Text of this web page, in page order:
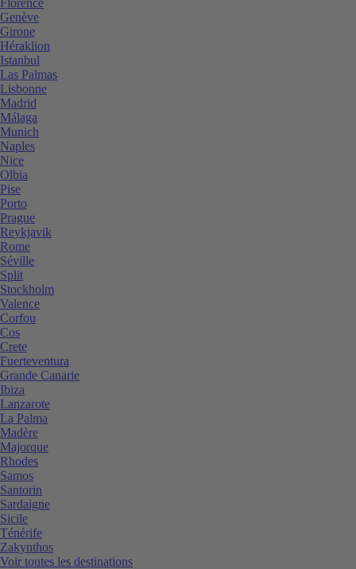
Genève
Girone
Héraklion
Istanbul
Las Palmas
Lisbonne
Madrid
Málaga
Munich
Naples
Nice
Olbia
Pise
Porto
Prague
Reykjavik
Rome
Séville
Split
Stockholm
Valence
Corfou
Cos
Crete
Fuerteventura
Grande Canarie
Ibiza
Lanzarote
La Palma
Madère
Majorque
Rhodes
Samos
Santorin
Sardaigne
Sicile
Ténérife
Zakynthos
Voir toutes les destinations